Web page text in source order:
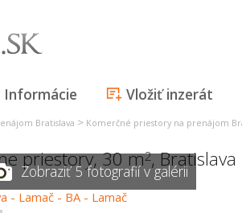
Informácie Vložiť inzerát
Bratislava > Komerčné priestory na prenájom
priestory, 30 m2,
Zobraziť 5 fotografií v galérii